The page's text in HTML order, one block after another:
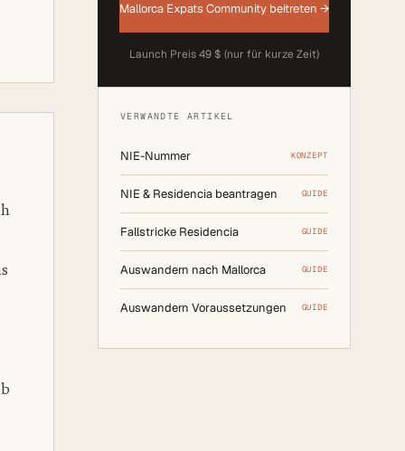
Mallorca Expats Community beitreten →
Launch Preis 49 $ (nur für kurze Zeit)
VERWANDTE ARTIKEL
NIE-Nummer KONZEPT
NIE & Residencia beantragen GUIDE
Fallstricke Residencia GUIDE
Auswandern nach Mallorca GUIDE
Auswandern Voraussetzungen GUIDE